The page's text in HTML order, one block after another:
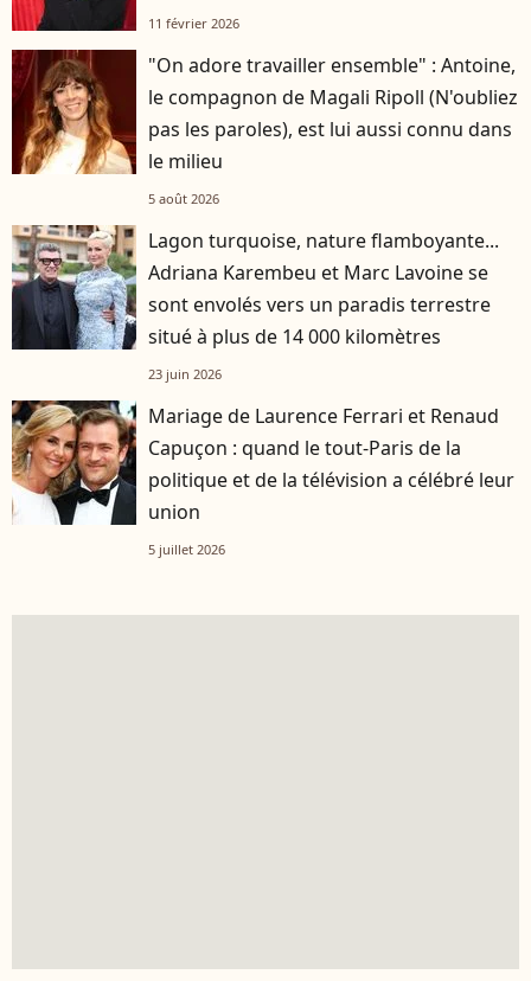
11 février 2026
"On adore travailler ensemble" : Antoine,
le compagnon de Magali Ripoll (N'oubliez
pas les paroles), est lui aussi connu dans
le milieu
5 août 2026
Lagon turquoise, nature flamboyante...
Adriana Karembeu et Marc Lavoine se
sont envolés vers un paradis terrestre
situé à plus de 14 000 kilomètres
23 juin 2026
Mariage de Laurence Ferrari et Renaud
Capuçon : quand le tout-Paris de la
politique et de la télévision a célébré leur
union
5 juillet 2026